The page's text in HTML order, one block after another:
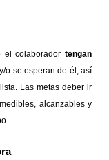
el colaborador tengan
o se esperan de él, así
Las metas deber ir
alcanzables y